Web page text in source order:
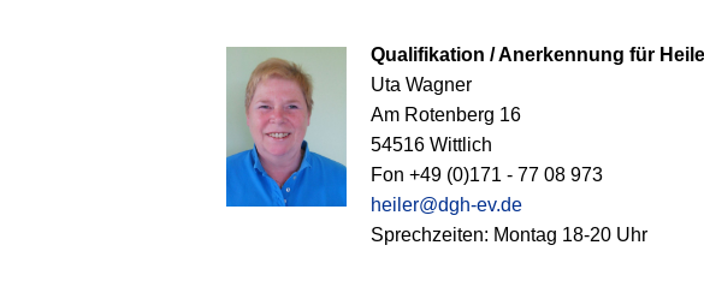
Qualifikation / Anerkennung für
Uta Wagner
Am Rotenberg 16
54516 Wittlich
Fon +49 (0)171 - 77 08 973
heiler@dgh-ev.de
Sprechzeiten: Montag 18-20 Uhr